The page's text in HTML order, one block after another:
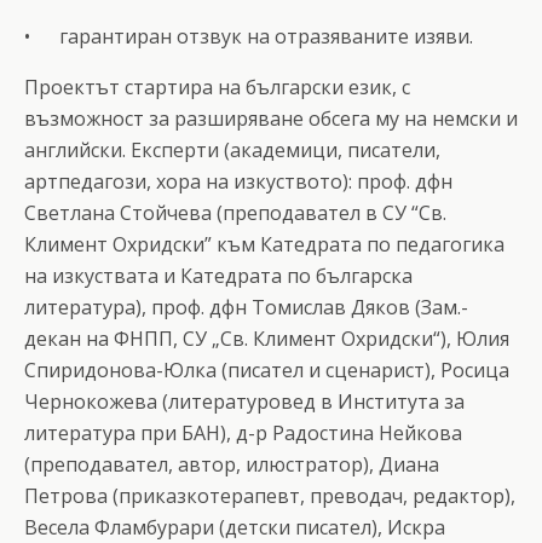
• гарантиран отзвук на отразяваните изяви.
Проектът стартира на български език, с
възможност за разширяване обсега му на немски и
английски. Експерти (академици, писатели,
артпедагози, хора на изкуството): проф. дфн
Светлана Стойчева (преподавател в СУ “Св.
Климент Охридски” към Катедрата по педагогика
на изкуствата и Катедрата по българска
литература), проф. дфн Томислав Дяков (Зам.-
декан на ФНПП, СУ „Св. Климент Охридски“), Юлия
Спиридонова-Юлка (писател и сценарист), Росица
Чернокожева (литературовед в Института за
литература при БАН), д-р Радостина Нейкова
(преподавател, автор, илюстратор), Диана
Петрова (приказкотерапевт, преводач, редактор),
Весела Фламбурари (детски писател), Искра